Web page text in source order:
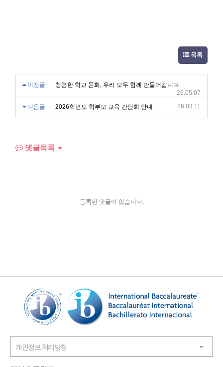
목록
이전글
청렴한 학교 문화, 우리 모두 함께 만들어갑니다.
26.05.07
다음글
2026학년도 학부모 교육 간담회 안내 26.03.11
댓글목록
등록된 댓글이 없습니다.